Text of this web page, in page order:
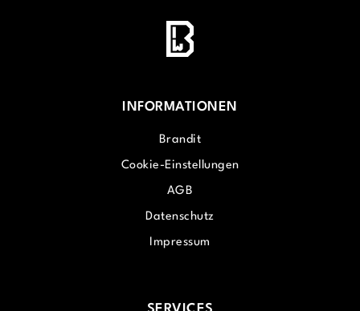
INFORMATIONEN
Brandit
Cookie-Einstellungen
AGB
Datenschutz
Impressum